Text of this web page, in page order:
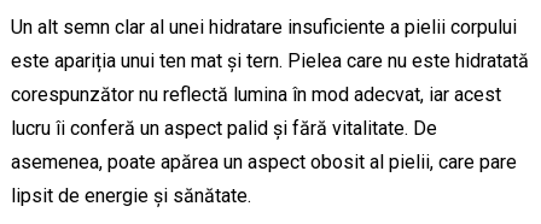
Un alt semn clar al unei hidratare insuficiente a pielii corpului
este apariția unui ten mat și tern. Pielea care nu este hidratată
corespunzător nu reflectă lumina în mod adecvat, iar acest
lucru îi conferă un aspect palid și fără vitalitate. De
asemenea, poate apărea un aspect obosit al pielii, care pare
lipsit de energie și sănătate.